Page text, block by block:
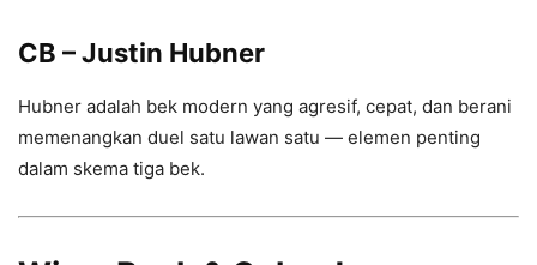
CB – Justin Hubner
Hubner adalah bek modern yang agresif, cepat, dan berani
memenangkan duel satu lawan satu — elemen penting
dalam skema tiga bek.